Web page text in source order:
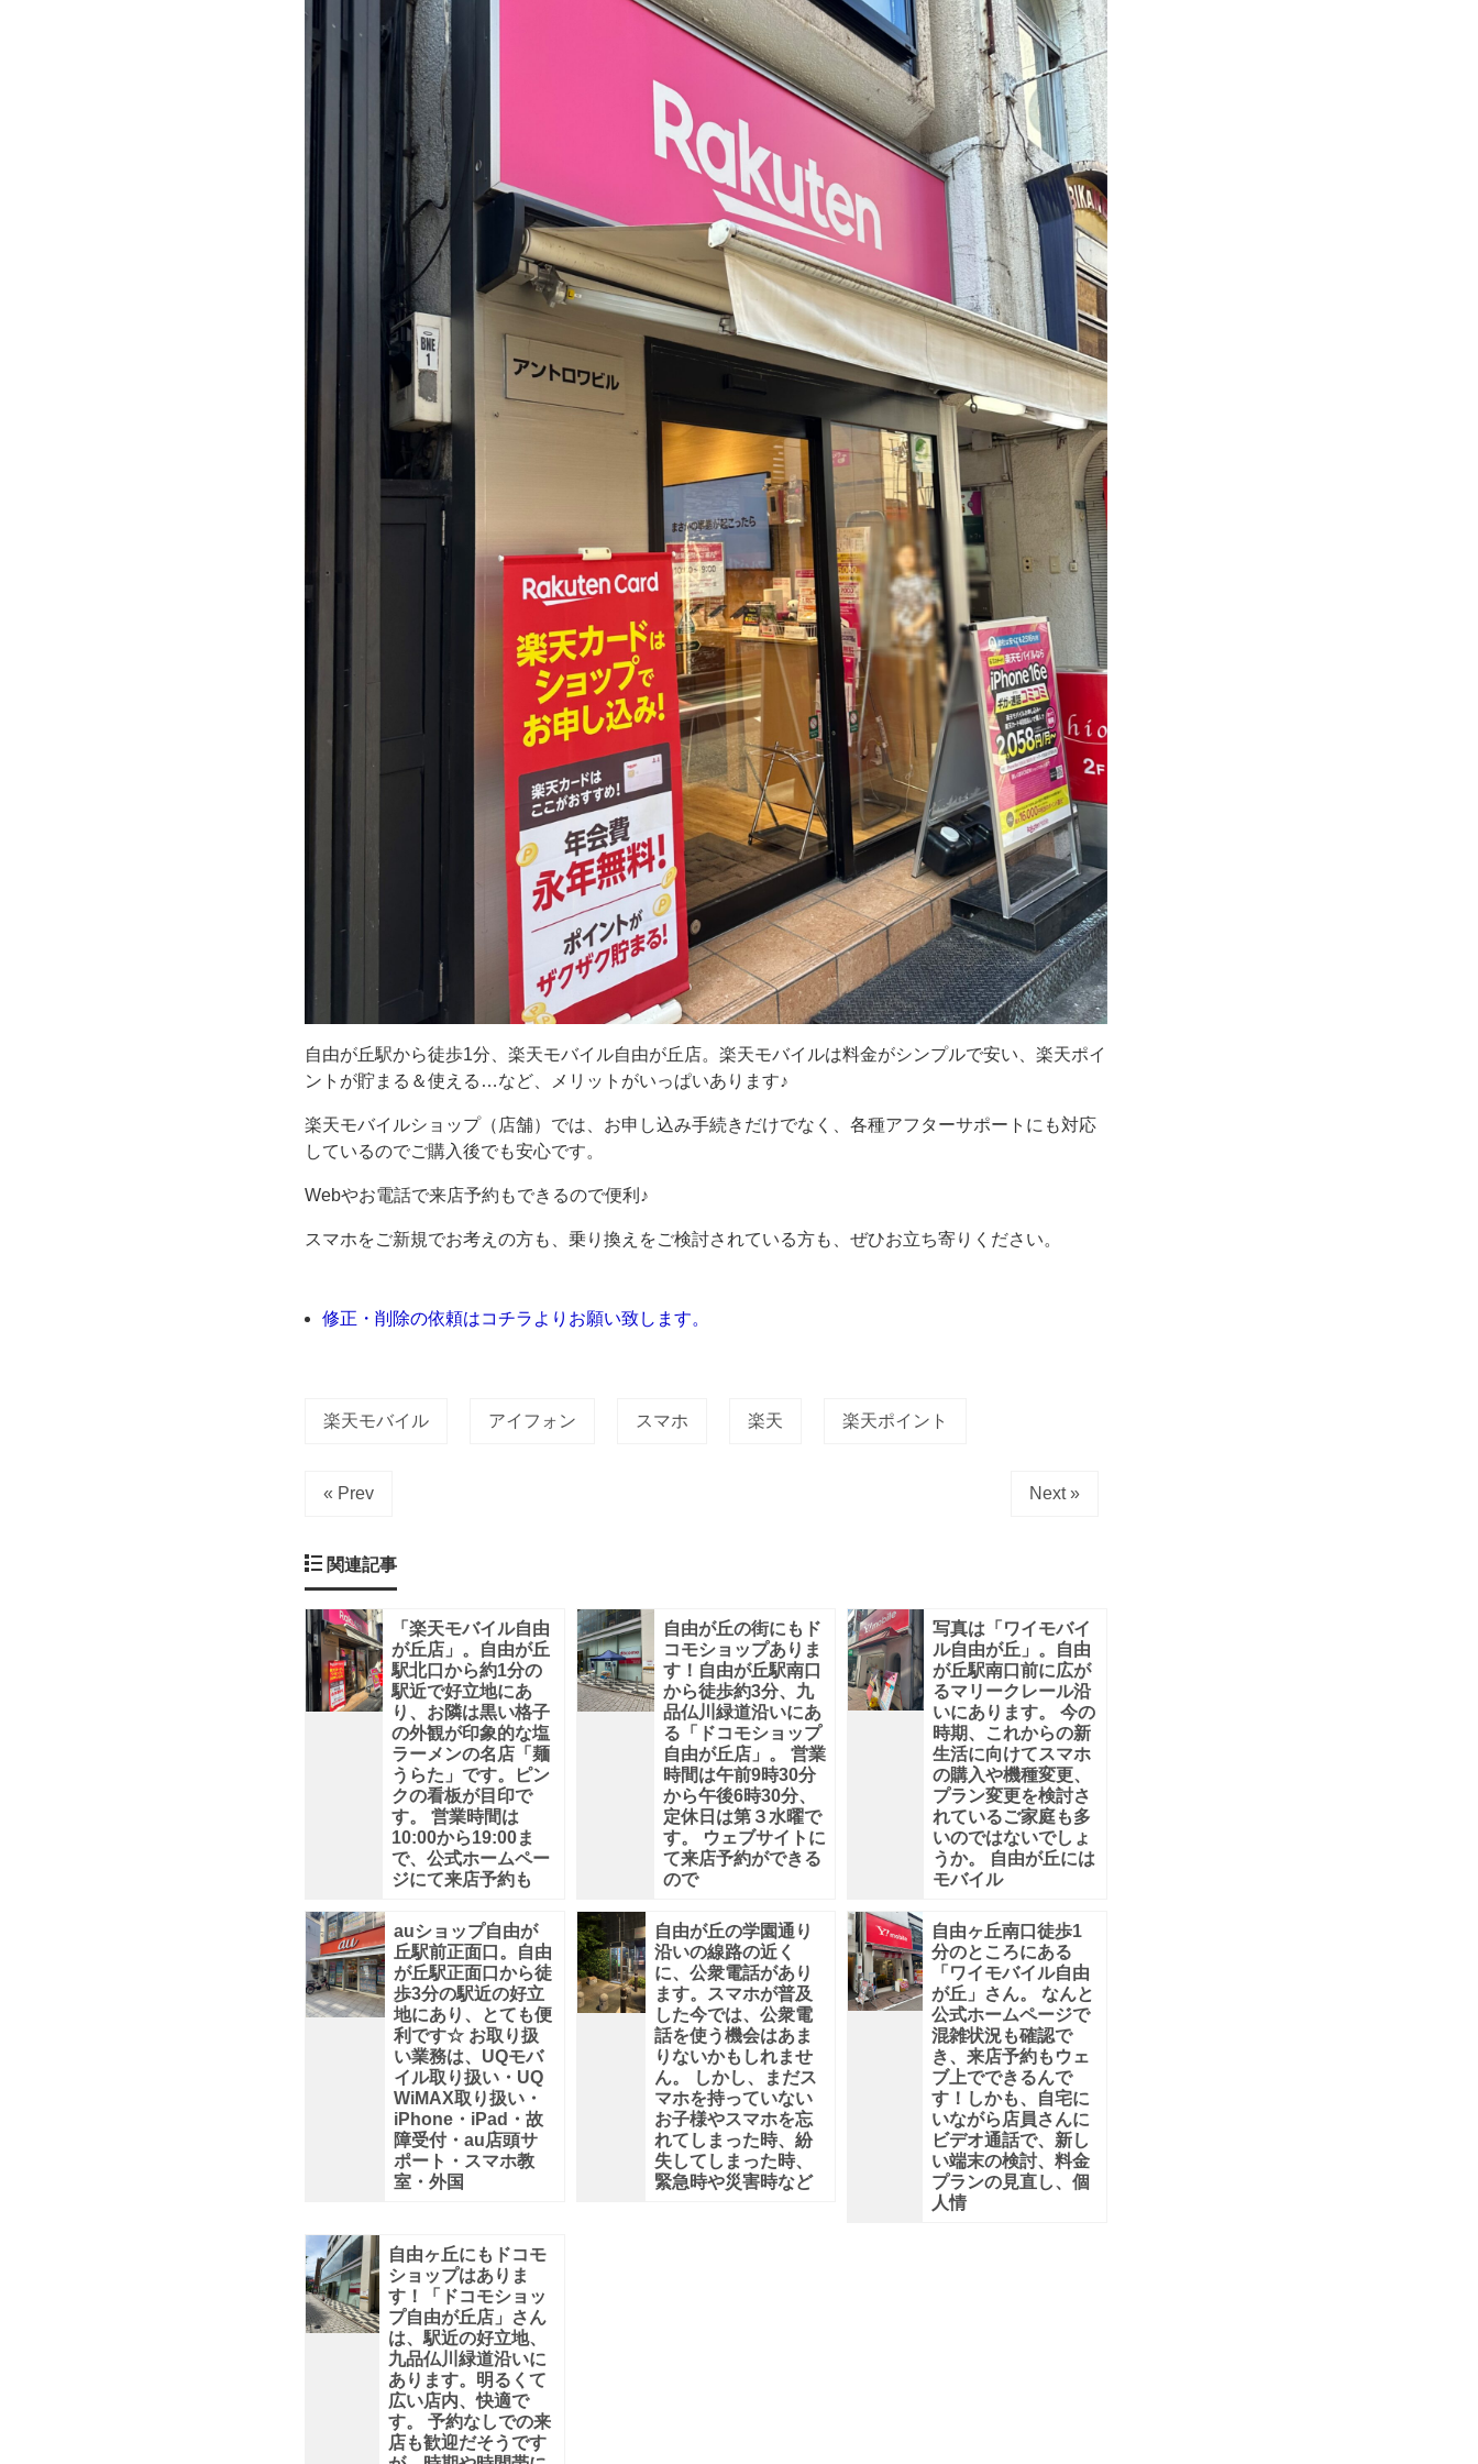
が
丘
駅
か
ら
徒
歩
天
モ
バ
イ
が
店。
楽
天
モ
バ
イ
は
金
が
シ
ン
プ
い、
楽
ト
が
自由が丘駅から徒歩1分、楽天モバイル自由が丘店。楽天モバイルは料金がシンプルで安い、楽天ポイ
ントが貯まる＆使える…など、メリットがいっぱいあります♪
楽天モバイルショップ（店舗）では、お申し込み手続きだけでなく、各種アフターサポートにも対応
しているのでご購入後でも安心です。
Webやお電話で来店予約もできるので便利♪
スマホをご新規でお考えの方も、乗り換えをご検討されている方も、ぜひお立ち寄りください。
修正・削除の依頼はコチラよりお願い致します。
楽天モバイル アイフォン スマホ 楽天 楽天ポイント
« Prev Next »
関連記事
「楽天モバイル自由
が丘店」。自由が丘
駅北口から約1分の
駅近で好立地にあ
り、お隣は黒い格子
の外観が印象的な塩
ラーメンの名店「麺
うらた」です。ピン
クの看板が目印で
す。 営業時間は
10:00から19:00ま
で、公式ホームペー
ジにて来店予約も
自由が丘の街にもド
コモショップありま
す！自由が丘駅南口
から徒歩約3分、九
品仏川緑道沿いにあ
る「ドコモショップ
自由が丘店」。 営業
時間は午前9時30分
から午後6時30分、
定休日は第３水曜で
す。 ウェブサイトに
て来店予約ができる
ので
写真は「ワイモバイ
ル自由が丘」。自由
が丘駅南口前に広が
るマリークレール沿
いにあります。 今の
時期、これからの新
生活に向けてスマホ
の購入や機種変更、
プラン変更を検討さ
れているご家庭も多
いのではないでしょ
うか。 自由が丘には
モバイル
auショップ自由が
丘駅前正面口。自由
が丘駅正面口から徒
歩3分の駅近の好立
地にあり、とても便
利です☆ お取り扱
い業務は、UQモバ
イル取り扱い・UQ
WiMAX取り扱い・
iPhone・iPad・故
障受付・au店頭サ
ポート・スマホ教
室・外国
自由が丘の学園通り
沿いの線路の近く
に、公衆電話があり
ます。スマホが普及
した今では、公衆電
話を使う機会はあま
りないかもしれませ
ん。 しかし、まだス
マホを持っていない
お子様やスマホを忘
れてしまった時、紛
失してしまった時、
緊急時や災害時など
自由ヶ丘南口徒歩1
分のところにある
「ワイモバイル自由
が丘」さん。 なんと
公式ホームページで
混雑状況も確認で
き、来店予約もウェ
ブ上でできるんで
す！しかも、自宅に
いながら店員さんに
ビデオ通話で、新し
い端末の検討、料金
プランの見直し、個
人情
自由ヶ丘にもドコモ
ショップはありま
す！「ドコモショッ
プ自由が丘店」さん
は、駅近の好立地、
九品仏川緑道沿いに
あります。明るくて
広い店内、快適で
す。 予約なしでの来
店も歓迎だそうです